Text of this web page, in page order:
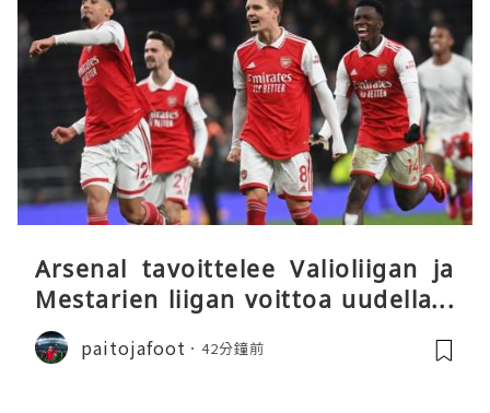
Arsenal tavoittelee Valioliigan ja
Mestarien liigan voittoa uudella k
audella
paitojafoot 42分鐘前